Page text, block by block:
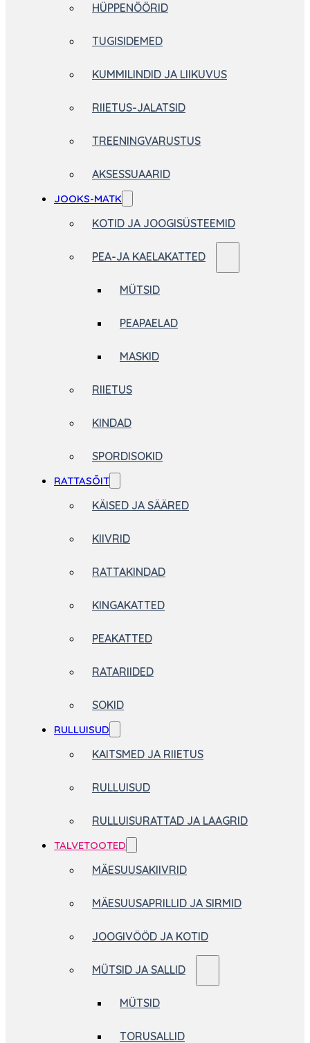
HÜPPENÖÖRID
TUGISIDEMED
KUMMILINDID JA LIIKUVUS
RIIETUS-JALATSID
TREENINGVARUSTUS
AKSESSUAARID
JOOKS-MATK
KOTID JA JOOGISÜSTEEMID
PEA-JA KAELAKATTED
MÜTSID
PEAPAELAD
MASKID
RIIETUS
KINDAD
SPORDISOKID
RATTASÕIT
KÄISED JA SÄÄRED
KIIVRID
RATTAKINDAD
KINGAKATTED
PEAKATTED
RATARIIDED
SOKID
RULLUISUD
KAITSMED JA RIIETUS
RULLUISUD
RULLUISURATTAD JA LAAGRID
TALVETOOTED
MÄESUUSAKIIVRID
MÄESUUSAPRILLID JA SIRMID
JOOGIVÖÖD JA KOTID
MÜTSID JA SALLID
MÜTSID
TORUSALLID